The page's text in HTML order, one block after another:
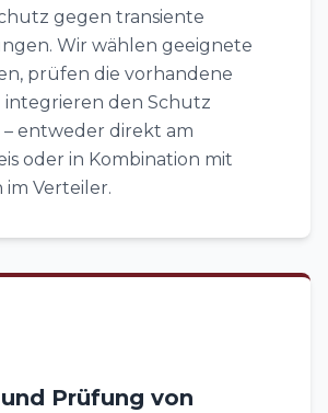
gegen transiente
Wir wählen geeignete
prüfen die vorhandene
den Schutz
entweder direkt am
oder in Kombination mit
im Verteiler.
Prüfung von